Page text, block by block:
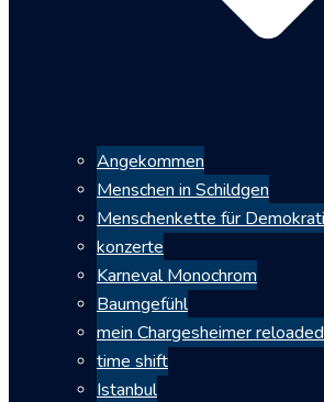
Angekommen
Menschen in Schildgen
Menschenkette für
konzerte
Karneval Monochrom
Baumgefühl
mein Chargesheimer reloaded
time shift
Istanbul